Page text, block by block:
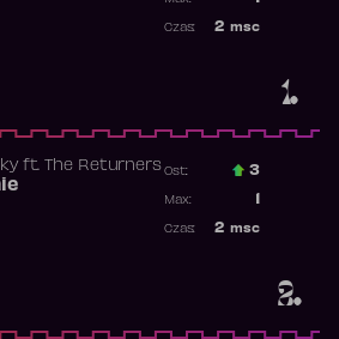
1.
2 msc
Czas:
2.
ft. The Returners Ost.: 3
Max:
2 msc
Czas: